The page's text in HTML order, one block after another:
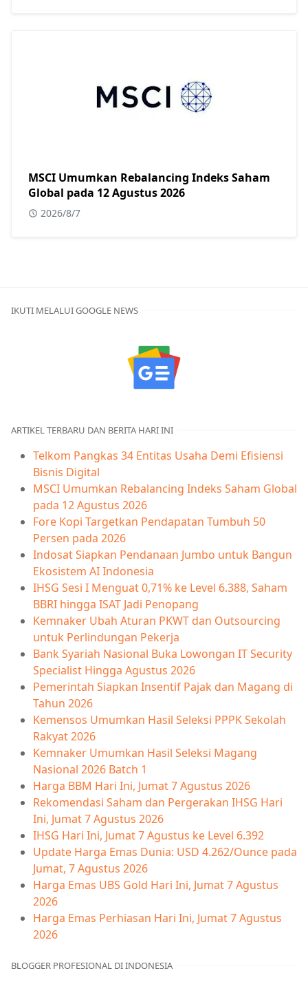
MSCI Umumkan Rebalancing Indeks Saham
Global pada 12 Agustus 2026
2026/8/7
IKUTI MELALUI GOOGLE NEWS
ARTIKEL TERBARU DAN BERITA HARI INI
Telkom Pangkas 34 Entitas Usaha Demi Efisiensi
Bisnis Digital
MSCI Umumkan Rebalancing Indeks Saham Global
pada 12 Agustus 2026
Fore Kopi Targetkan Pendapatan Tumbuh 50
Persen pada 2026
Indosat Siapkan Pendanaan Jumbo untuk Bangun
Ekosistem AI Indonesia
IHSG Sesi I Menguat 0,71% ke Level 6.388, Saham
BBRI hingga ISAT Jadi Penopang
Kemnaker Ubah Aturan PKWT dan Outsourcing
untuk Perlindungan Pekerja
Bank Syariah Nasional Buka Lowongan IT Security
Specialist Hingga Agustus 2026
Pemerintah Siapkan Insentif Pajak dan Magang di
Tahun 2026
Kemensos Umumkan Hasil Seleksi PPPK Sekolah
Rakyat 2026
Kemnaker Umumkan Hasil Seleksi Magang
Nasional 2026 Batch 1
Harga BBM Hari Ini, Jumat 7 Agustus 2026
Rekomendasi Saham dan Pergerakan IHSG Hari
Ini, Jumat 7 Agustus 2026
IHSG Hari Ini, Jumat 7 Agustus ke Level 6.392
Update Harga Emas Dunia: USD 4.262/Ounce pada
Jumat, 7 Agustus 2026
Harga Emas UBS Gold Hari Ini, Jumat 7 Agustus
2026
Harga Emas Perhiasan Hari Ini, Jumat 7 Agustus
2026
BLOGGER PROFESIONAL DI INDONESIA